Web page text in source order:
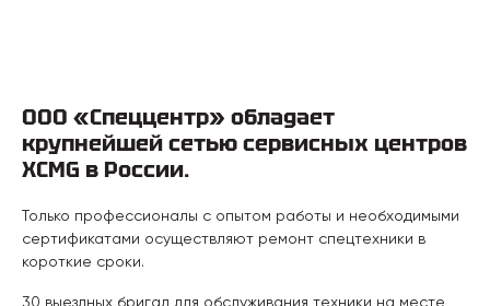
ООО «Спеццентр» обладает
крупнейшей сетью сервисных центров
XCMG в России.
Только профессионалы с опытом работы и необходимыми
сертификатами осуществляют ремонт спецтехники в
короткие сроки.
30 выездных бригад для обслуживания техники на месте